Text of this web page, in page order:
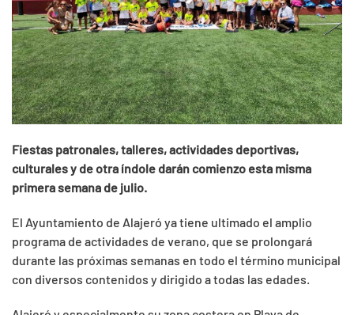
Fiestas patronales, talleres, actividades deportivas,
culturales y de otra índole darán comienzo esta misma
primera semana de julio.
El Ayuntamiento de Alajeró ya tiene ultimado el amplio
programa de actividades de verano, que se prolongará
durante las próximas semanas en todo el término municipal
con diversos contenidos y dirigido a todas las edades.